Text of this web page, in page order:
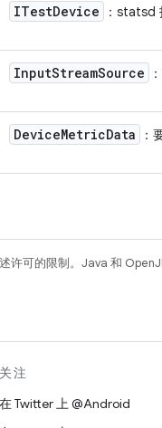
ITestDevice ：statsd
InputStreamSource
DeviceMetricData ：
许可的限制。Java 和
关注
在 Twitter 上 @Android